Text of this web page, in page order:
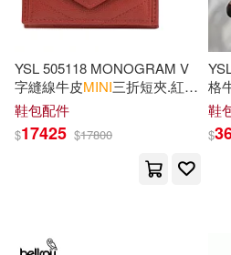
Hickman(16) Inc(16)
Maria(16) Matt(16)
Me(16)
Berresford(15)
Trans-Atlantic Pubns(8)
YSL 505118 MONOGRAM V
字縫線牛皮MINI三折短夾.紅/
金
鞋包配件
$17425 $17800
格
鞋
$